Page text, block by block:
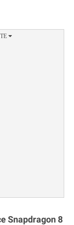
Snapdragon 8